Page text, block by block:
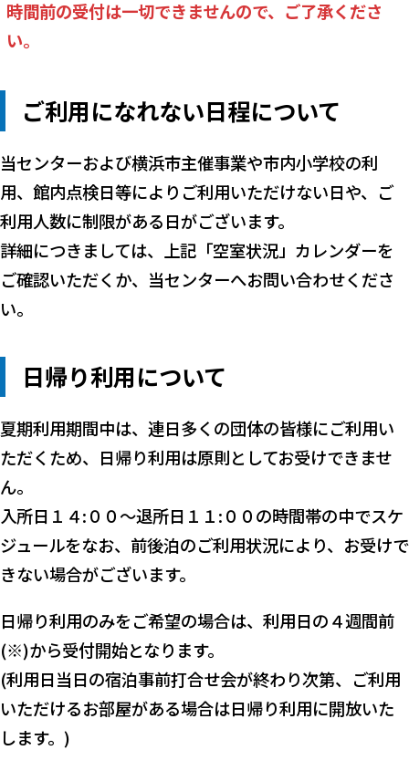
時間前の受付は一切できませんので、ご了承くださ
い。
ご利用になれない日程について
当センターおよび横浜市主催事業や市内小学校の利
用、館内点検日等によりご利用いただけない日や、ご
利用人数に制限がある日がございます。
詳細につきましては、上記「空室状況」カレンダーを
ご確認いただくか、当センターへお問い合わせくださ
い。
日帰り利用について
夏期利用期間中は、連日多くの団体の皆様にご利用い
ただくため、日帰り利用は原則としてお受けできませ
ん。
入所日１４:００～退所日１１:００の時間帯の中でスケ
ジュールをなお、前後泊のご利用状況により、お受けで
きない場合がございます。
日帰り利用のみをご希望の場合は、利用日の４週間前
(※)から受付開始となります。
(利用日当日の宿泊事前打合せ会が終わり次第、ご利用
いただけるお部屋がある場合は日帰り利用に開放いた
します。)